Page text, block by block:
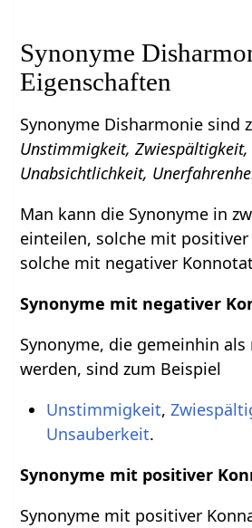
Synonyme
Eigenschaften
Synonyme Disharmonie sind
Unstimmigkeit, Zwiespältigkeit,
Unabsichtlichkeit,
Man kann die Synonyme in
einteilen, solche mit
solche mit negativer
Synonyme mit negativer
Synonyme, die gemeinhin
werden, sind zum Beispiel
Unstimmigkeit,
Unsauberkeit.
Synonyme mit positiver
Synonyme mit positiver